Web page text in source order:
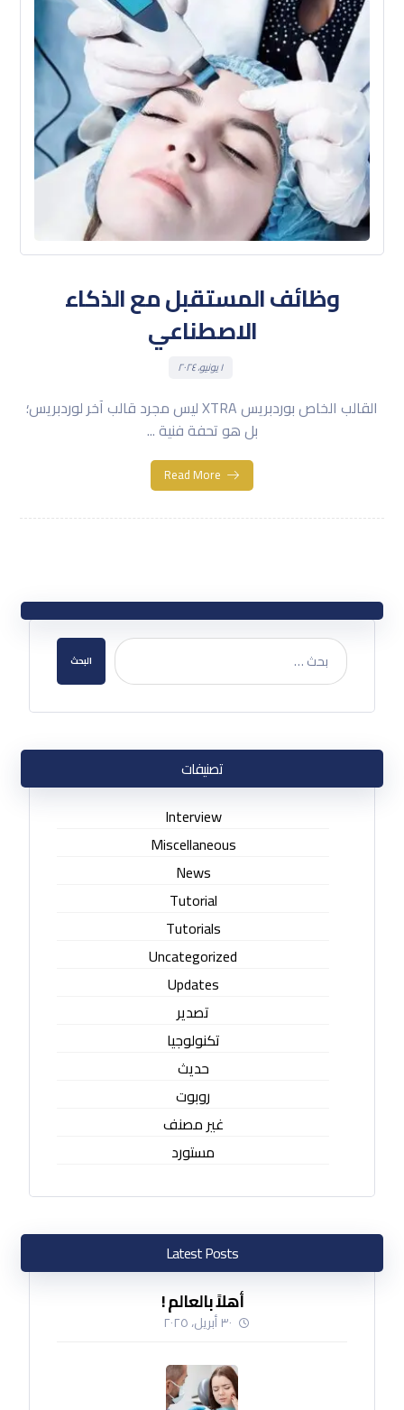
وظائف المستقبل مع الذكاء
الاصطناعي
١ يونيو، ٢٠٢٤
القالب الخاص بوردبريس XTRA ليس مجرد قالب آخر لوردبريس؛
بل هو تحفة فنية ...
Read More
البحث
تصنيفات
Interview
Miscellaneous
News
Tutorial
Tutorials
Uncategorized
Updates
تصدير
تكنولوجيا
حديث
روبوت
غير مصنف
مستورد
Latest Posts
أهلاً بالعالم !
٣٠ أبريل، ٢٠٢٥